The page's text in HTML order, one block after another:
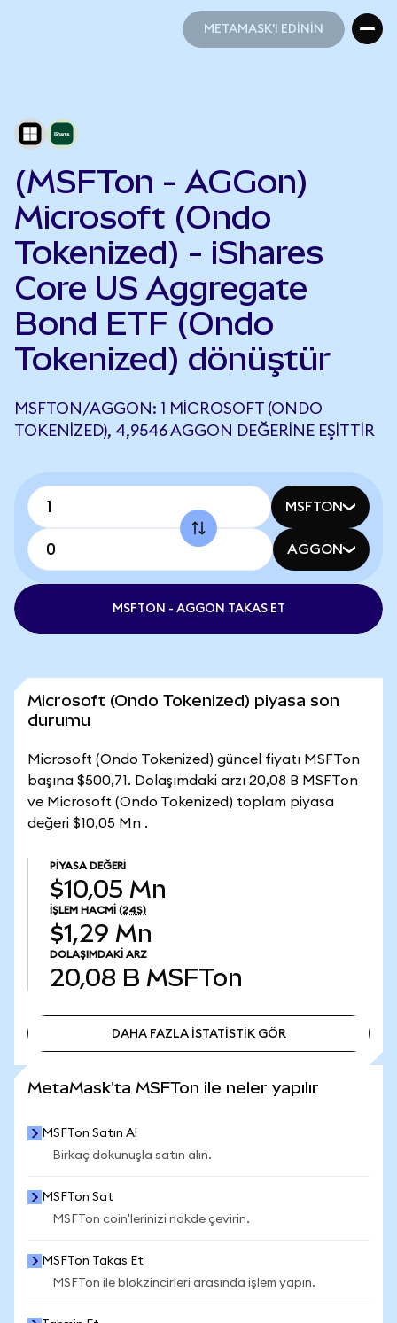
METAMASK'I EDİNİN
(MSFTon - AGGon)
Microsoft (Ondo
Tokenized) - iShares
Core US Aggregate
Bond ETF (Ondo
Tokenized) dönüştür
MSFTON/AGGON: 1 MICROSOFT (ONDO
TOKENIZED), 4,9546 AGGON DEĞERINE EŞITTIR
MSFTON
AGGON
MSFTON - AGGON TAKAS ET
Microsoft (Ondo Tokenized) piyasa son
durumu
Microsoft (Ondo Tokenized) güncel fiyatı MSFTon
başına $500,71. Dolaşımdaki arzı 20,08 B MSFTon
ve Microsoft (Ondo Tokenized) toplam piyasa
değeri $10,05 Mn .
PIYASA DEĞERI
$10,05 Mn
İŞLEM HACMI (24S)
$1,29 Mn
DOLAŞIMDAKI ARZ
20,08 B MSFTon
DAHA FAZLA İSTATİSTİK GÖR
MetaMask'ta MSFTon ile neler yapılır
MSFTon Satın Al
Birkaç dokunuşla satın alın.
MSFTon Sat
MSFTon coin'lerinizi nakde çevirin.
MSFTon Takas Et
MSFTon ile blokzincirleri arasında işlem yapın.